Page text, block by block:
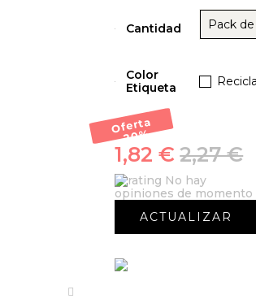
Cantidad Pack de
Color
Etiqueta
Oferta
-20
%
2,27 €
1,82 €
No hay
opiniones de momento